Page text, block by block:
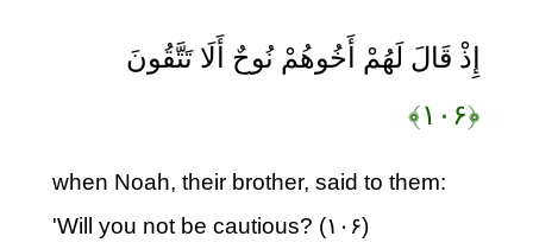
إِذْ قَالَ لَهُمْ أَخُوهُمْ نُوحٌ أَلَا تَتَّقُونَ
﴿۱۰۶﴾
when Noah, their brother, said to them:
'Will you not be cautious? (۱۰۶)